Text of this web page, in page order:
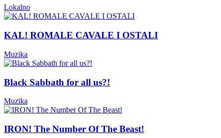
Lokalno
KAL! ROMALE CAVALE I OSTALI
Muzika
Black Sabbath for all us?!
Muzika
IRON! The Number Of The Beast!